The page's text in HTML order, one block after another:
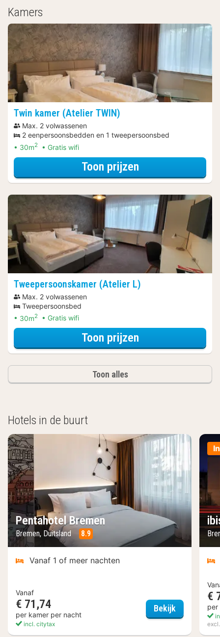
Kamers
Twin kamer (Atelier TWIN)
Max. 2 volwassenen
2 eenpersoonsbedden en 1 tweepersoonsbed
30m2 Gratis wifi
Toon prijzenvoor Ontdek de
Tweepersoonskamer (Atelier L)
Max. 2 volwassenen
Tweepersoonsbed
30m2 Gratis wifi
Toon prijzenvoor Ontdek de
Toon alles
Hotels in de buurt
Pentahotel Bremen
Bremen, Duitsland 8.9
Vanaf 1 of meer nachten
Vanaf
€ 71,74
per kamer per nacht
incl. citytax
Bekijk Pentahotel
€
per